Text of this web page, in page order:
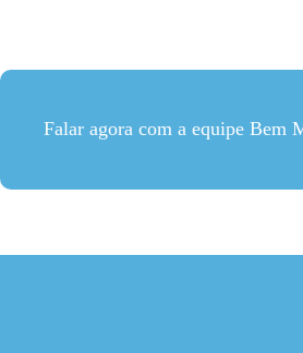
Falar agora com a equipe Bem